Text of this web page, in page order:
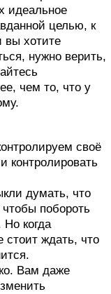
идеальное
целью, к
вы хотите
нужно верить,
чем то, что у
своё
контролировать
думать, что
побороть
когда
стоит ждать, что
Вам даже